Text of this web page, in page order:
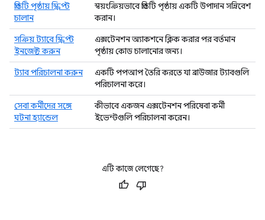
প্রতিটি পৃষ্ঠায় স্ক্রিপ্ট
চালান
স্বয়ংক্রিয়ভাবে প্রতিটি পৃষ্ঠায় একটি উপাদান সন্নিবেশ
করান।
সক্রিয় ট্যাবে স্ক্রিপ্ট
ইনজেক্ট করুন
এক্সটেনশন অ্যাকশনে ক্লিক করার পর বর্তমান
পৃষ্ঠায় কোড চালানোর জন্য।
ট্যাব পরিচালনা করুন
একটি পপআপ তৈরি করতে যা ব্রাউজার ট্যাবগুলি
পরিচালনা করে।
সেবা কর্মীদের সঙ্গে
ঘটনা হ্যান্ডেল
কীভাবে একজন এক্সটেনশন পরিষেবা কর্মী
ইভেন্টগুলি পরিচালনা করেন।
এটি কাজে লেগেছে?